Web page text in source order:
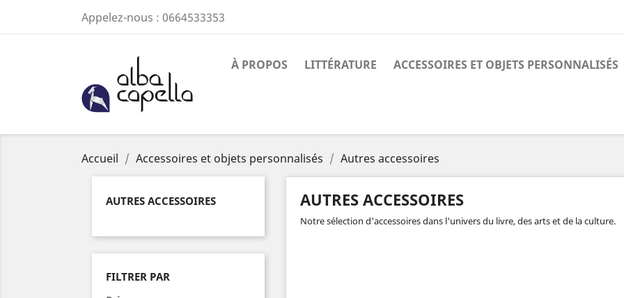
Appelez-nous : 0664533353
À PROPOS LITTÉRATURE ACCESSOIRES ET OBJETS PERSONNALISÉS
Accueil Accessoires et objets personnalisés Autres accessoires
AUTRES ACCESSOIRES
FILTRER PAR
AUTRES ACCESSOIRES
Notre sélection d'accessoires dans l'univers du livre, des arts et de la culture.